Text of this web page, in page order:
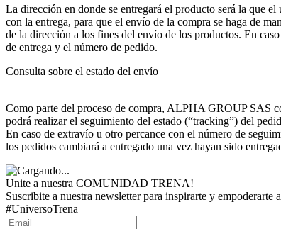
La dirección en donde se entregará el producto será la que
con la entrega, para que el envío de la compra se haga de
de la dirección a los fines del envío de los productos. En
de entrega y el número de pedido.
Consulta sobre el estado del envío
+
Como parte del proceso de compra, ALPHA GROUP SAS
podrá realizar el seguimiento del estado (“tracking”) del
En caso de extravío u otro percance con el número de
los pedidos cambiará a entregado una vez hayan sido
Unite a nuestra COMUNIDAD TRENA!
Suscribite a nuestra newsletter para inspirarte y empoderarte
#UniversoTrena